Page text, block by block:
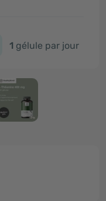
1 gélule par jour